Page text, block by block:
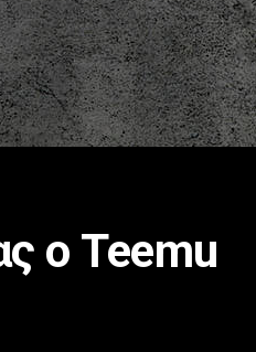
ο Teemu